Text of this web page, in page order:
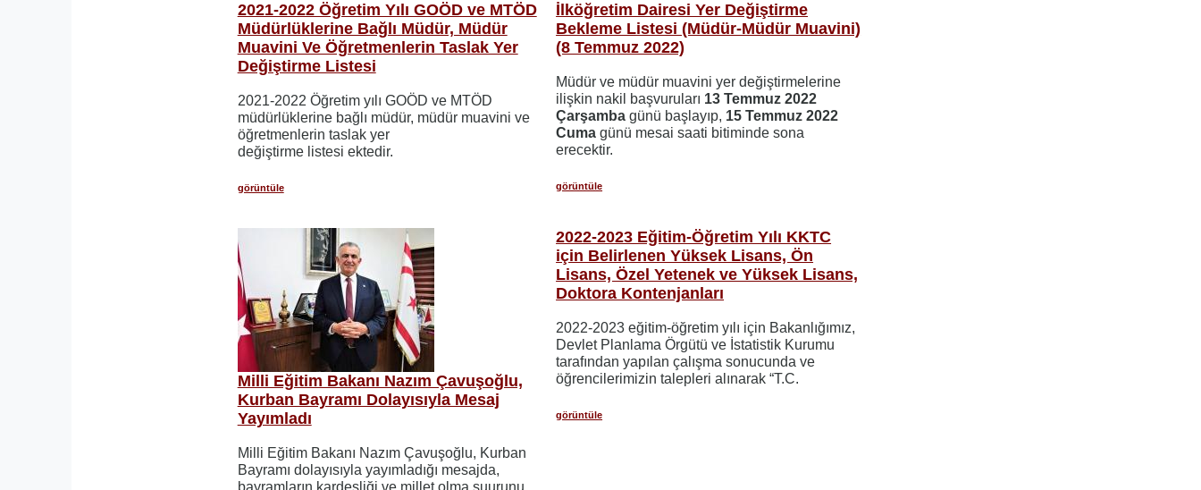
2021-2022 Öğretim Yılı GOÖD ve MTÖD
Müdürlüklerine Bağlı Müdür, Müdür
Muavini Ve Öğretmenlerin Taslak Yer
Değiştirme Listesi
2021-2022 Öğretim yılı GOÖD ve MTÖD
müdürlüklerine bağlı müdür, müdür muavini ve
öğretmenlerin taslak yer
değiştirme listesi ektedir.
görüntüle
İlköğretim Dairesi Yer Değiştirme
Bekleme Listesi (Müdür-Müdür Muavini)
(8 Temmuz 2022)
Müdür ve müdür muavini yer değiştirmelerine
ilişkin nakil başvuruları 13 Temmuz 2022
Çarşamba günü başlayıp, 15 Temmuz 2022
Cuma günü mesai saati bitiminde sona
erecektir.
görüntüle
Milli Eğitim Bakanı Nazım Çavuşoğlu,
Kurban Bayramı Dolayısıyla Mesaj
Yayımladı
Milli Eğitim Bakanı Nazım Çavuşoğlu, Kurban
Bayramı dolayısıyla yayımladığı mesajda,
bayramların kardeşliği ve millet olma şuurunu
2022-2023 Eğitim-Öğretim Yılı KKTC
için Belirlenen Yüksek Lisans, Ön
Lisans, Özel Yetenek ve Yüksek Lisans,
Doktora Kontenjanları
2022-2023 eğitim-öğretim yılı için Bakanlığımız,
Devlet Planlama Örgütü ve İstatistik Kurumu
tarafından yapılan çalışma sonucunda ve
öğrencilerimizin talepleri alınarak “T.C.
görüntüle